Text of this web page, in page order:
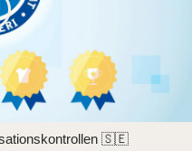
🇸🇪